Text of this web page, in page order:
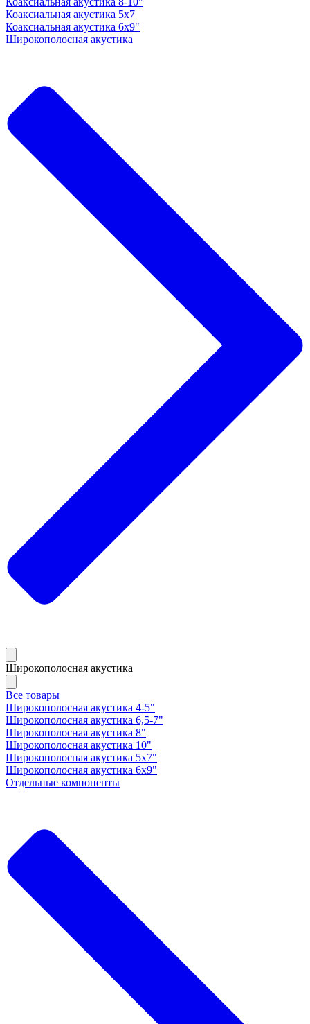
Коаксиальная акустика 5x7
Коаксиальная акустика 6х9"
Широкополосная акустика
Широкополосная акустика
Все товары
Широкополосная акустика 4-5"
Широкополосная акустика 6,5-7"
Широкополосная акустика 8"
Широкополосная акустика 10"
Широкополосная акустика 5х7"
Широкополосная акустика 6х9"
Отдельные компоненты